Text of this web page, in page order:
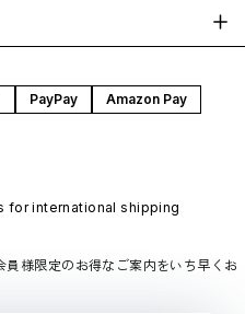
PayPay
Amazon Pay
for international shipping
様限定のお得なご案内をいち早くお